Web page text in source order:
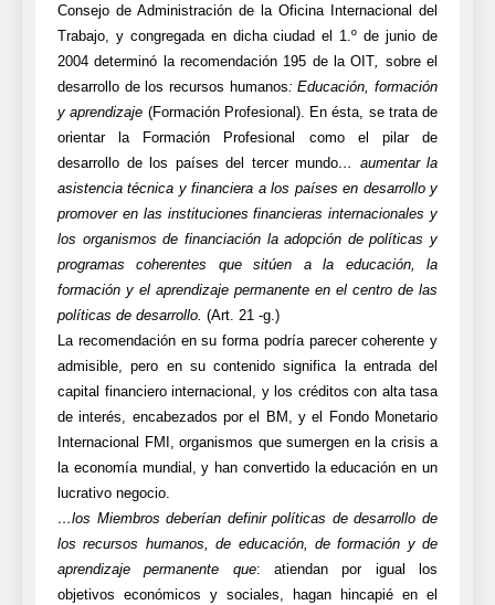
Consejo de Administración de la Oficina Internacional del
Trabajo, y congregada en dicha ciudad el 1.º de junio de
2004 determinó la recomendación 195 de la OIT
sobre el
desarrollo de los recursos humanos: Educación, formación
y aprendizaje (Formación Profesional). En ésta, se trata de
orientar la Formación Profesional como el pilar de
desarrollo de los países del tercer mundo… aumentar la
asistencia técnica y financiera a los países en desarrollo y
promover en las instituciones financieras internacionales y
los organismos de financiación la adopción de políticas y
programas coherentes que sitúen a la educación, la
formación y el aprendizaje permanente en el centro de las
políticas de desarrollo. (Art. 21 -g.)
La recomendación en su forma podría parecer coherente y
admisible, pero en su contenido significa la entrada del
capital financiero internacional, y los créditos con alta tasa
de interés, encabezados por el BM, y el Fondo Monetario
Internacional FMI, organismos que sumergen en la crisis a
la economía mundial, y han convertido la educación en un
lucrativo negocio.
…los Miembros deberían definir políticas de desarrollo de
los recursos humanos, de educación, de formación y de
aprendizaje permanente que: atiendan por igual los
objetivos económicos y sociales, hagan hincapié en el